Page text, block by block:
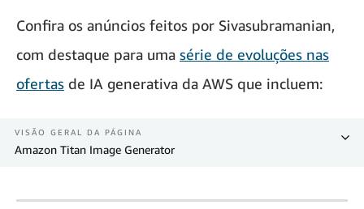
Confira os anúncios feitos por Sivasubramanian,
com destaque para uma série de evoluções nas
ofertas de IA generativa da AWS que incluem:
VISÃO GERAL DA PÁGINA
Amazon Titan Image Generator